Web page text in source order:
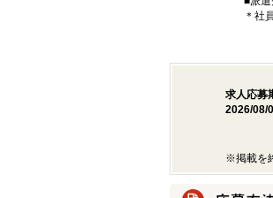
＊社
求人応募
2026/08/
※掲載を